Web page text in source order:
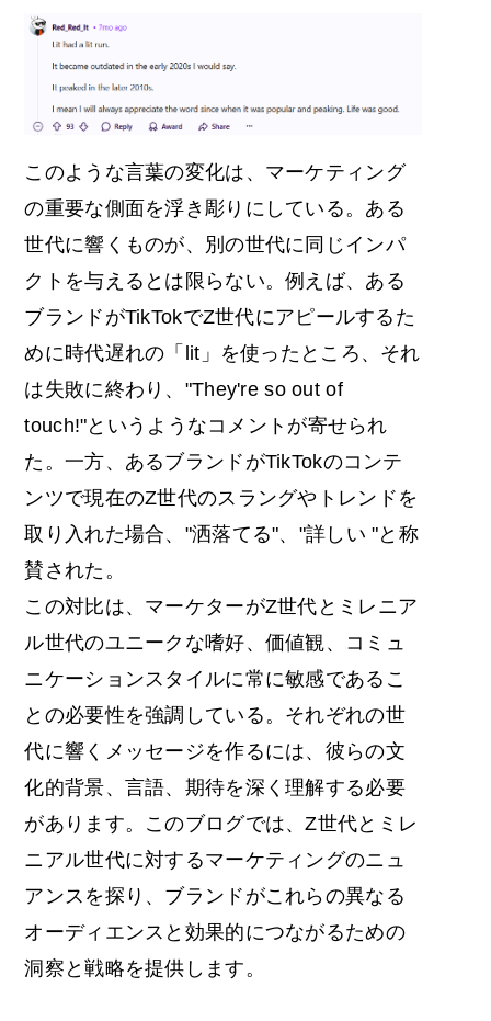
このような言葉の変化は、マーケティング
の重要な側面を浮き彫りにしている。ある
世代に響くものが、別の世代に同じインパ
クトを与えるとは限らない。例えば、ある
ブランドがTikTokでZ世代にアピールするた
めに時代遅れの「lit」を使ったところ、それ
は失敗に終わり、"They're so out of
touch!"というようなコメントが寄せられ
た。一方、あるブランドがTikTokのコンテ
ンツで現在のZ世代のスラングやトレンドを
取り入れた場合、"洒落てる"、"詳しい "と称
賛された。
この対比は、マーケターがZ世代とミレニア
ル世代のユニークな嗜好、価値観、コミュ
ニケーションスタイルに常に敏感であるこ
との必要性を強調している。それぞれの世
代に響くメッセージを作るには、彼らの文
化的背景、言語、期待を深く理解する必要
があります。このブログでは、Z世代とミレ
ニアル世代に対するマーケティングのニュ
アンスを探り、ブランドがこれらの異なる
オーディエンスと効果的につながるための
洞察と戦略を提供します。